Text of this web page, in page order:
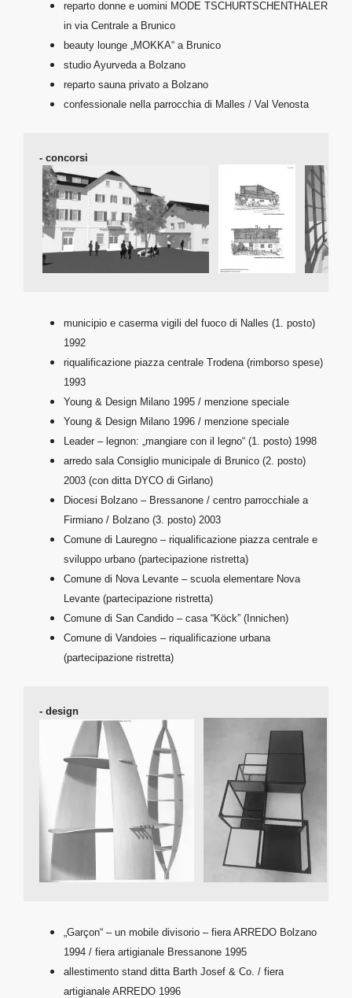
reparto donne e uomini MODE TSCHURTSCHENTHALER
in via Centrale a Brunico
beauty lounge „MOKKA“ a Brunico
studio Ayurveda a Bolzano
reparto sauna privato a Bolzano
confessionale nella parrocchia di Malles / Val Venosta
- concorsi
municipio e caserma vigili del fuoco di Nalles (1. posto)
1992
riqualificazione piazza centrale Trodena (rimborso spese)
1993
Young & Design Milano 1995 / menzione speciale
Young & Design Milano 1996 / menzione speciale
Leader – legnon: „mangiare con il legno“ (1. posto) 1998
arredo sala Consiglio municipale di Brunico (2. posto)
2003 (con ditta DYCO di Girlano)
Diocesi Bolzano – Bressanone / centro parrocchiale a
Firmiano / Bolzano (3. posto) 2003
Comune di Lauregno – riqualificazione piazza centrale e
sviluppo urbano (partecipazione ristretta)
Comune di Nova Levante – scuola elementare Nova
Levante (partecipazione ristretta)
Comune di San Candido – casa “Köck” (Innichen)
Comune di Vandoies – riqualificazione urbana
(partecipazione ristretta)
- d
„Garçon“ – un mobile divisorio – fiera ARREDO Bolzano
1994 / fiera artigianale Bressanone 1995
allestimento stand ditta Barth Josef & Co. / fiera
artigianale ARREDO 1996